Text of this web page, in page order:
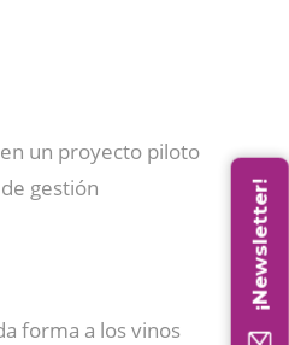
un proyecto piloto
gestión
forma a los vinos
¡Newsletter!